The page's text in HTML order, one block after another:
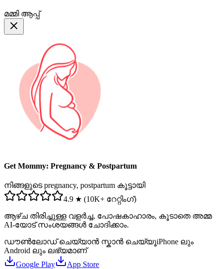
മമ്മി ആപ്പ്
Get Mommy: Pregnancy & Postpartum
നിങ്ങളുടെ pregnancy, postpartum കൂട്ടായി
4.9 ★ (10K+ റേറ്റിംഗ്)
ആഴ്ച തിരിച്ചുള്ള വളർച്ച, പോഷകാഹാരം, കൂടാതെ അമ്മ
AI-യോട് സംശയങ്ങൾ ചോദിക്കാം.
ഡൗൺലോഡ് ചെയ്യാൻ സ്കാൻ ചെയ്യൂiPhone ലും
Android ലും ലഭ്യമാണ്
Google Play
App Store